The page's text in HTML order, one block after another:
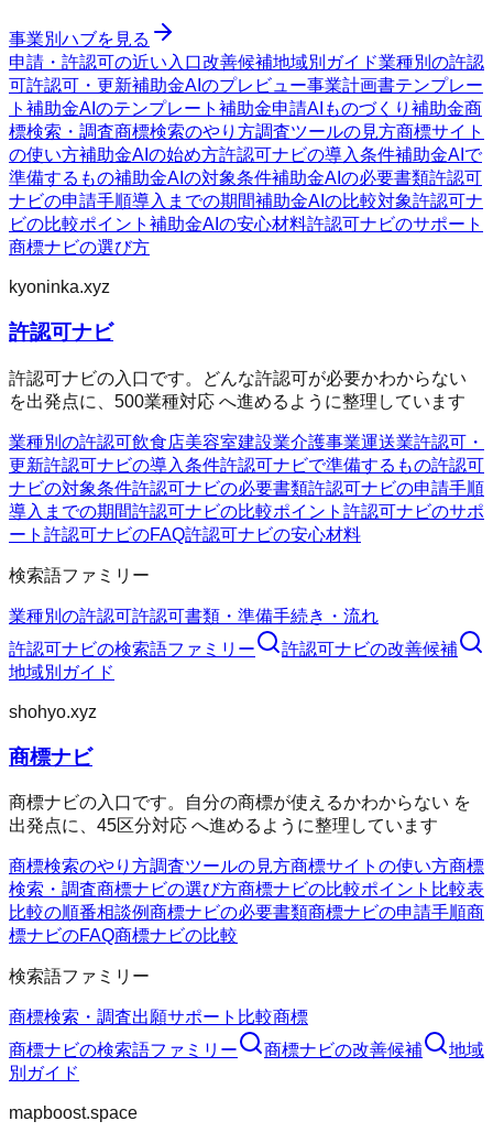
事業別ハブを見る
申請・許認可の近い入口改善候補地域別ガイド業種別の許認
可許認可・更新補助金AIのプレビュー事業計画書テンプレー
ト 補助金AIのテンプレート 補助金申請AI ものづくり補助金商
標検索・調査商標検索のやり方調査ツールの見方商標サイト
の使い方補助金AIの始め方許認可ナビの導入条件補助金AIで
準備するもの補助金AIの対象条件補助金AIの必要書類許認可
ナビの申請手順導入までの期間補助金AIの比較対象許認可ナ
ビの比較ポイント 補助金AIの安心材料許認可ナビのサポート
商標ナビの選び方
kyoninka.xyz
許認可ナビ
許認可ナビの入口です。どんな許認可が必要かわからない
を出発点に、500業種対応 へ進めるように整理しています
業種別の許認可飲食店美容室建設業介護事業運送業許認可・
更新許認可ナビの導入条件許認可ナビで準備するもの許認可
ナビの対象条件許認可ナビの必要書類許認可ナビの申請手順
導入までの期間許認可ナビの比較ポイント 許認可ナビのサポ
ート 許認可ナビのFAQ許認可ナビの安心材料
検索語ファミリー
業種別の許認可許認可書類・準備手続き・流れ
許認可ナビの検索語ファミリー 許認可ナビの改善候補
地域別ガイド
shohyo.xyz
商標ナビ
商標ナビの入口です。自分の商標が使えるかわからない を
出発点に、45区分対応 へ進めるように整理しています
商標検索のやり方調査ツールの見方商標サイトの使い方商標
検索・調査商標ナビの選び方商標ナビの比較ポイント 比較表
比較の順番相談例商標ナビの必要書類商標ナビの申請手順商
標ナビのFAQ商標ナビの比較
検索語ファミリー
商標検索・調査出願サポート 比較商標
商標ナビの検索語ファミリー 商標ナビの改善候補
地域
別ガイド
mapboost.space